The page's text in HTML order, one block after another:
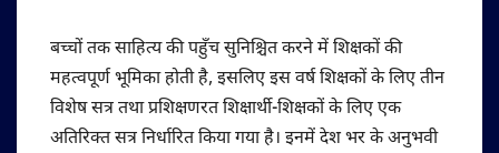
बच्चों तक साहित्य की पहुँच सुनिश्चित करने में शिक्षकों की
महत्वपूर्ण भूमिका होती है, इसलिए इस वर्ष शिक्षकों के लिए तीन
विशेष सत्र तथा प्रशिक्षणरत शिक्षार्थी-शिक्षकों के लिए एक
अतिरिक्त सत्र निर्धारित किया गया है। इनमें देश भर के अनुभवी